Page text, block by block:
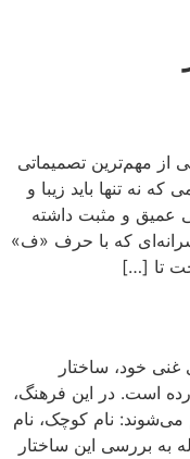
از مهم‌ترین تصمیماتی
نه تنها باید زیبا و
عمیق و مثبت داشته
که با حرف «ف»
تا […]
خود، ساختار
است. در این فرهنگ،
نام کوچک، نام
به بررسی این ساختار